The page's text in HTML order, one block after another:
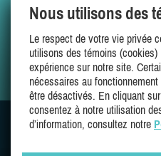
Offres
Mes
SUIVEZ-
Nous utilisons des
Le respect de votre vie privée
utilisons des témoins (cookies)
expérience sur notre site.
nécessaires au
être désactivés. En cliquant
consentez à notre utilisation
d’information, consultez notre